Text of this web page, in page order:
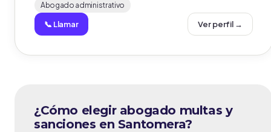
Abogado administrativo
📞 Llamar Ver perfil →
¿Cómo elegir abogado multas y
sanciones en Santomera?